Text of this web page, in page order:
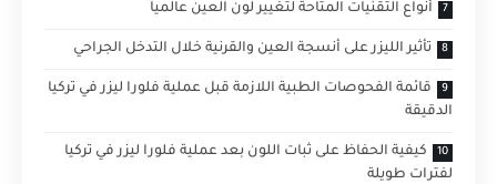
أنواع التقنيات المتاحة لتغيير لون العين عالمياً
تأثير الليزر على أنسجة العين والقرنية خلال التدخل الجراحي
قائمة الفحوصات الطبية اللازمة قبل عملية فلورا ليزر في تركيا
الدقيقة
كيفية الحفاظ على ثبات اللون بعد عملية فلورا ليزر في تركيا
لفترات طويلة